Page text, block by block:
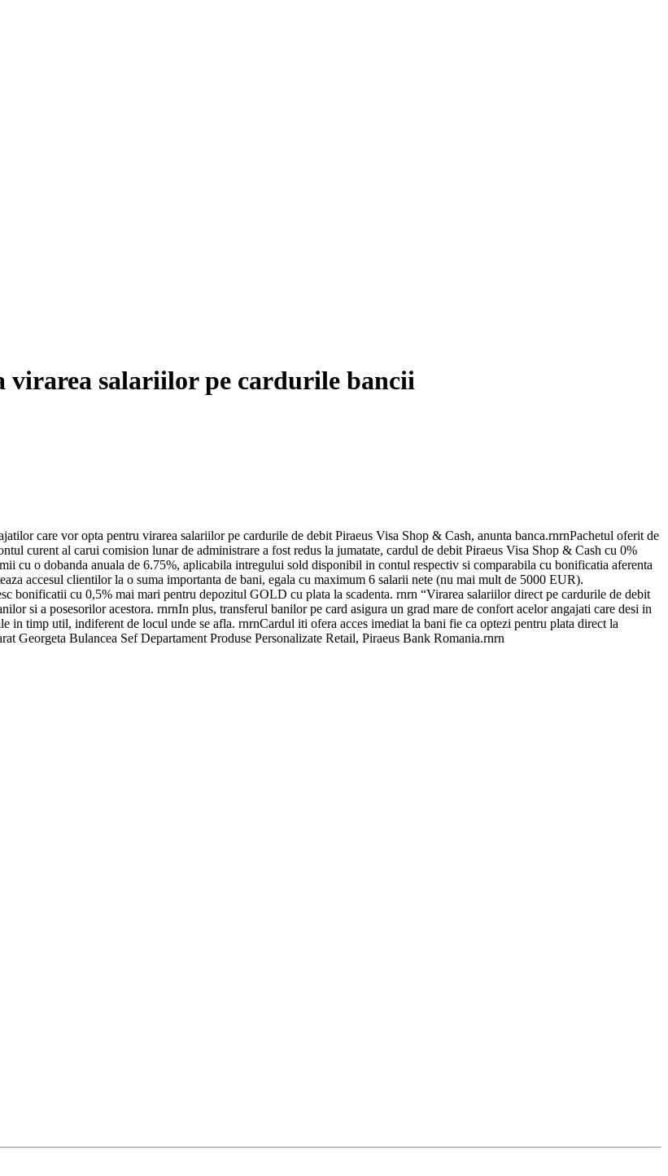
virarea salariilor pe cardurile bancii
care vor opta pentru virarea salariilor pe cardurile de debit Piraeus Visa Shop & Cash, anunta banca.rnrnPachetul oferit de
curent al carui comision lunar de administrare a fost redus la jumatate, cardul de debit Piraeus Visa Shop & Cash cu 0%
cu o dobanda anuala de 6.75%, aplicabila intregului sold disponibil in contul respectiv si comparabila cu bonificatia aferenta
accesul clientilor la o suma importanta de bani, egala cu maximum 6 salarii nete (nu mai mult de 5000 EUR).
bonificatii cu 0,5% mai mari pentru depozitul GOLD cu plata la scadenta. rnrn “Virarea salariilor direct pe cardurile de debit
si a posesorilor acestora. rnrnIn plus, transferul banilor pe card asigura un grad mare de confort acelor angajati care desi in
in timp util, indiferent de locul unde se afla. rnrnCardul iti ofera acces imediat la bani fie ca optezi pentru plata direct la
Georgeta Bulancea Sef Departament Produse Personalizate Retail, Piraeus Bank Romania.rnrn